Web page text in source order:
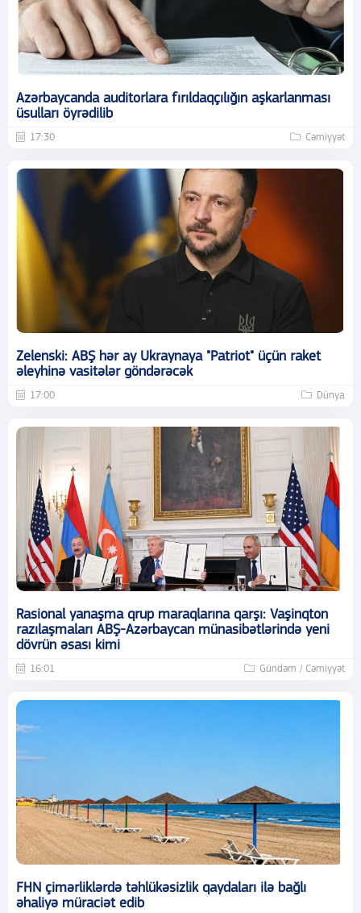
Azərbaycanda auditorlara fırıldaqçılığın aşkarlanması
üsulları öyrədilib
17:30 Cəmiyyət
Zelenski: ABŞ hər ay Ukraynaya "Patriot" üçün raket
əleyhinə vasitələr göndərəcək
17:00 Dünya
Rasional yanaşma qrup maraqlarına qarşı: Vaşinqton
razılaşmaları ABŞ-Azərbaycan münasibətlərində yeni
dövrün əsası kimi
16:01 Gündəm / Cəmiyyət
FHN çimərliklərdə təhlükəsizlik qaydaları ilə bağlı
əhaliyə müraciət edib